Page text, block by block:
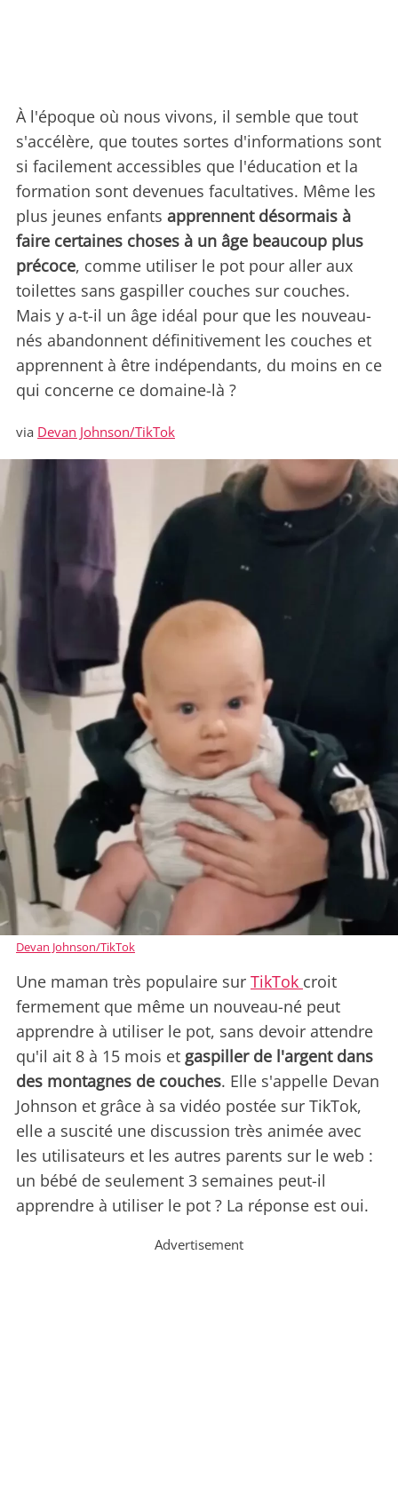
À l'époque où nous vivons, il semble que tout
s'accélère, que toutes sortes d'informations sont
si facilement accessibles que l'éducation et la
formation sont devenues facultatives. Même les
plus jeunes enfants apprennent désormais à
faire certaines choses à un âge beaucoup plus
précoce, comme utiliser le pot pour aller aux
toilettes sans gaspiller couches sur couches.
Mais y a-t-il un âge idéal pour que les nouveau-
nés abandonnent définitivement les couches et
apprennent à être indépendants, du moins en ce
qui concerne ce domaine-là ?
via Devan Johnson/TikTok
Devan Johnson/TikTok
Une maman très populaire sur TikTok croit
fermement que même un nouveau-né peut
apprendre à utiliser le pot, sans devoir attendre
qu'il ait 8 à 15 mois et gaspiller de l'argent dans
des montagnes de couches. Elle s'appelle Devan
Johnson et grâce à sa vidéo postée sur TikTok,
elle a suscité une discussion très animée avec
les utilisateurs et les autres parents sur le web :
un bébé de seulement 3 semaines peut-il
apprendre à utiliser le pot ? La réponse est oui.
Advertisement